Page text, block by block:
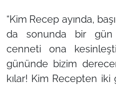
“Kim Recep ayında,
da sonunda bir
cenneti ona
gününde bizim
kılar! Kim Recepten